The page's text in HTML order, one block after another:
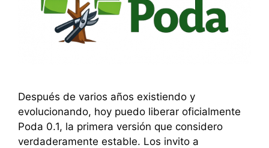
Después de varios años existiendo y
evolucionando, hoy puedo liberar oficialmente
Poda 0.1, la primera versión que considero
verdaderamente estable. Los invito a